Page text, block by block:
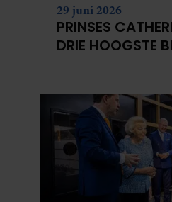
29 juni 2026
PRINSES
DRIE HOOGSTE